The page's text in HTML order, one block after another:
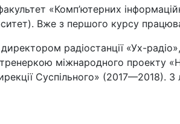
«Комп’ютерних
Вже з першого курсу
радіостанції «Ух-
міжнародного проекту
Суспільного» (2017—2018).